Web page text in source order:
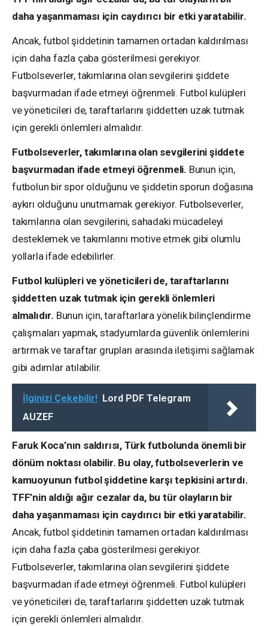
daha yaşanmaması için caydırıcı bir etki yaratabilir.
Ancak, futbol şiddetinin tamamen ortadan kaldırılması
için daha fazla çaba gösterilmesi gerekiyor.
Futbolseverler, takımlarına olan sevgilerini şiddete
başvurmadan ifade etmeyi öğrenmeli. Futbol kulüpleri
ve yöneticileri de, taraftarlarını şiddetten uzak tutmak
için gerekli önlemleri almalıdır.
Futbolseverler, takımlarına olan sevgilerini şiddete
başvurmadan ifade etmeyi öğrenmeli. Bunun için,
futbolun bir spor olduğunu ve şiddetin sporun doğasına
aykırı olduğunu unutmamak gerekiyor. Futbolseverler,
takımlarına olan sevgilerini, sahadaki mücadeleyi
desteklemek ve takımlarını motive etmek gibi olumlu
yollarla ifade edebilirler.
Futbol kulüpleri ve yöneticileri de, taraftarlarını
şiddetten uzak tutmak için gerekli önlemleri
almalıdır. Bunun için, taraftarlara yönelik bilinçlendirme
çalışmaları yapmak, stadyumlarda güvenlik önlemlerini
artırmak ve taraftar grupları arasında iletişimi sağlamak
gibi adımlar atılabilir.
İlginizi Çekebilir! Lord PDF Telegram
AUZEF
Faruk Koca’nın saldırısı, Türk futbolunda önemli bir
dönüm noktası olabilir. Bu olay, futbolseverlerin ve
kamuoyunun futbol şiddetine karşı tepkisini artırdı.
TFF’nin aldığı ağır cezalar da, bu tür olayların bir
daha yaşanmaması için caydırıcı bir etki yaratabilir.
Ancak, futbol şiddetinin tamamen ortadan kaldırılması
için daha fazla çaba gösterilmesi gerekiyor.
Futbolseverler, takımlarına olan sevgilerini şiddete
başvurmadan ifade etmeyi öğrenmeli. Futbol kulüpleri
ve yöneticileri de, taraftarlarını şiddetten uzak tutmak
için gerekli önlemleri almalıdır.